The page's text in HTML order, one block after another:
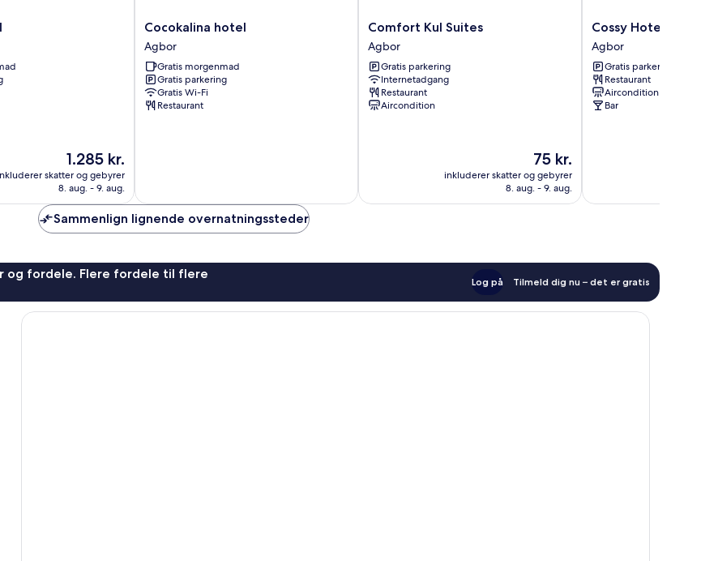
Prisen
er
1.285 kr.
1.285 kr.
skatter og gebyrer
8. aug. - 9. aug.
Cocokalina
hotel
Agbor
Cocokalina hotel
Agbor
Gratis morgenmad
Gratis parkering
Gratis Wi-Fi
Restaurant
Comfort
Kul
Suites
Agbor
Comfort Kul Suites
Agbor
Gratis parkering
Internetadgang
Restaurant
Aircondition
Prisen
er
75 kr.
75 kr.
inkluderer skatter og gebyrer
8. aug. - 9. aug.
Cossy
Hotel
&
Suite
Agbor
Cossy Hotel & Suite
Agbor
Gratis parkering
Restaurant
Aircondition
Bar
Sammenlign lignende overnatningssteder
fordele. Flere fordele til flere
Log på Tilmeld dig nu – det er gratis